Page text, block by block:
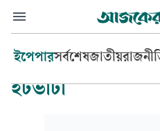
ইপেপারসর্বশেষজাতীয়
ইটভাটা